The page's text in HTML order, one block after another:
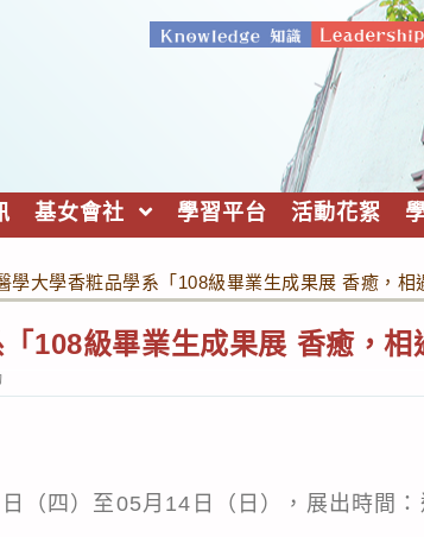
基女會社 學習平台 活動花絮
學大學香粧品學系「108級畢業生成果展 香癒，相
108級畢業生成果展 香癒，相
（四）至05月14日（日），展出時間